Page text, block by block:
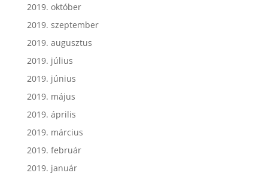
2019. október
2019. szeptember
2019. augusztus
2019. július
2019. június
2019. május
2019. április
2019. március
2019. február
2019. január